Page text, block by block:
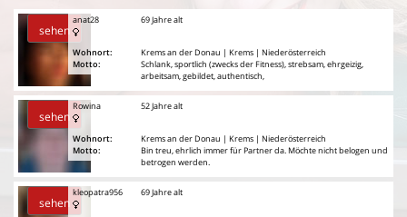
sehen
anat28
Wohnort:
Motto:
69 Jahre alt
Krems an der Donau | Krems | Niederösterreich
Schlank, sportlich (zwecks der Fitness), strebsam, ehrgeizig,
arbeitsam, gebildet, authentisch,
sehen
Rowina
Wohnort:
Motto:
52 Jahre alt
Krems an der Donau | Krems | Niederösterreich
Bin treu, ehrlich immer für Partner da. Möchte nicht belogen und
betrogen werden.
sehen
kleopatra956 69 Jahre alt